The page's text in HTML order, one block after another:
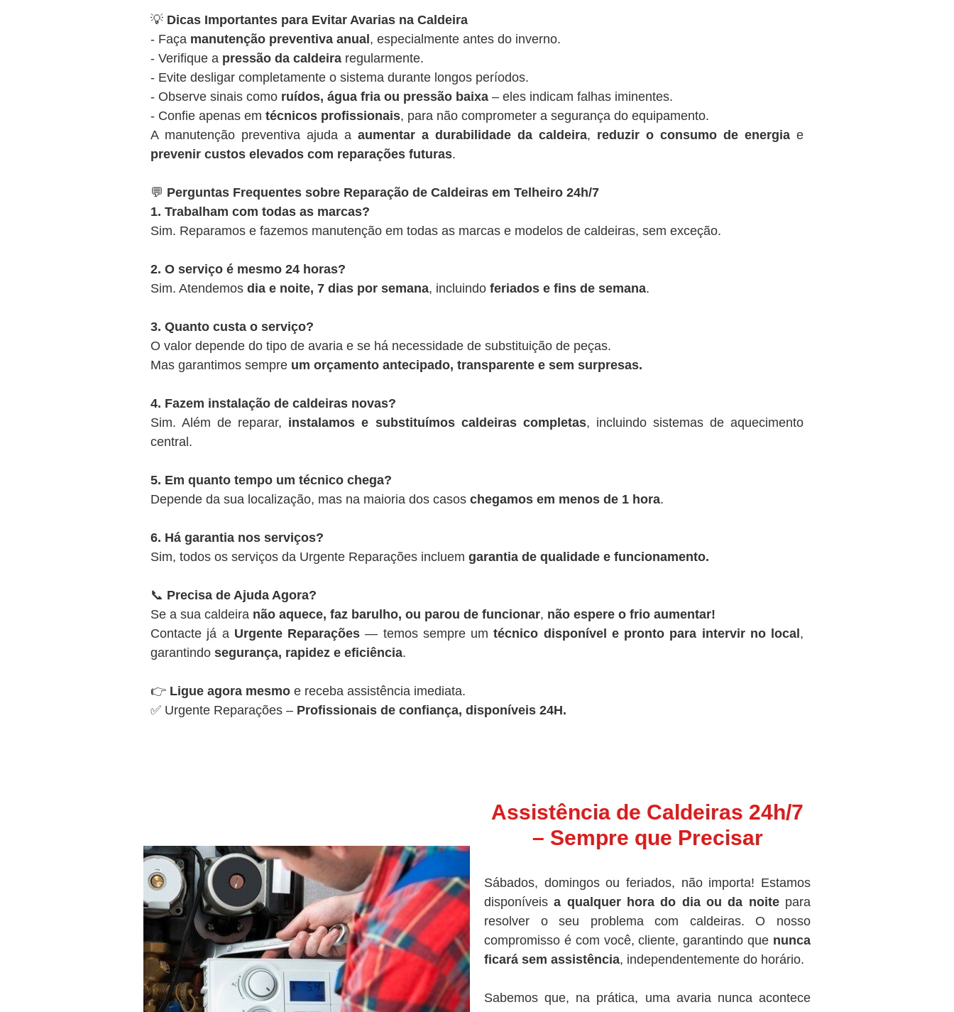
💡 Dicas Importantes para Evitar Avarias na Caldeira
- Faça manutenção preventiva anual , especialmente antes do inverno.
- Verifique a pressão da caldeira regularmente.
- Evite desligar completamente o sistema durante longos períodos.
- Observe sinais como ruídos, água fria ou pressão baixa – eles indicam falhas iminentes.
- Confie apenas em técnicos profissionais, para não comprometer a segurança do equipamento.
A manutenção preventiva ajuda a aumentar a durabilidade da caldeira, reduzir o consumo de energia e
prevenir custos elevados com reparações futuras.
💬 Perguntas Frequentes sobre Reparação de Caldeiras em Telheiro 24h/7
1. Trabalham com todas as marcas?
Sim. Reparamos e fazemos manutenção em todas as marcas e modelos de caldeiras, sem exceção.
2. O serviço é mesmo 24 horas?
Sim. Atendemos dia e noite, 7 dias por semana, incluindo feriados e fins de semana.
3. Quanto custa o serviço?
O valor depende do tipo de avaria e se há necessidade de substituição de peças.
Mas garantimos sempre um orçamento antecipado, transparente e sem surpresas.
4. Fazem instalação de caldeiras novas?
Sim. Além de reparar, instalamos e substituímos caldeiras completas, incluindo sistemas de aquecimento
central.
5. Em quanto tempo um técnico chega?
Depende da sua localização, mas na maioria dos casos chegamos em menos de 1 hora.
6. Há garantia nos serviços?
Sim, todos os serviços da Urgente Reparações incluem garantia de qualidade e funcionamento.
📞 Precisa de Ajuda Agora?
Se a sua caldeira não aquece, faz barulho, ou parou de funcionar, não espere o frio aumentar!
Contacte já a Urgente Reparações — temos sempre umtécnico disponível e pronto para intervir no local ,
garantindo segurança, rapidez e eficiência.
👉 Ligue agora mesmo e receba assistência imediata.
✅ Urgente Reparações – Profissionais de confiança, disponíveis 24H.
Assistência de Caldeiras 24h/7
– Sempre que Precisar
Sábados, domingos ou feriados, não importa! Estamos
disponíveisa qualquer hora do dia ou da noitepara
resolver o seu problema com caldeiras. O nosso
compromisso é com você, cliente, garantindo que nunca
ficará sem assistência, independentemente do horário.
Sabemos que, na prática, uma avaria nunca acontece